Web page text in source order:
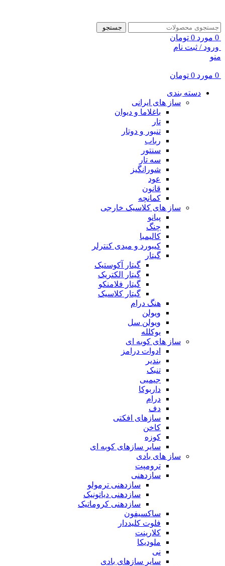
جستجو
0 مورد 0 تومان
ورود / ثبت نام
منو
0 مورد 0 تومان
دسته بندی
ساز های ایرانی
باغلاما و دیوان
تار
تنبور و دوتار
رباب
سنتور
سه تار
شورانگیز
عود
قانون
کمانچه
ساز های کلاسیک خارجی
پیانو
چنگ
کالیمبا
کیبورد و میدی کنترلر
گیتار
گیتار آکوستیک
گیتار الکتریک
گیتار فلامنکو
گیتار کلاسیک
هنگ درام
ویولن
ویولن سل
یوکلله
ساز های کوبه ای
ادوات درامز
بندیر
تنبک
جیمبی
داربوکا
درام
دف
سازهای افکتی
کاخن
کوزه
سایر سازهای کوبه ای
ساز های بادی
ترومپت
سازدهنی
سازدهنی ترمولو
سازدهنی دیاتونیک
سازدهنی کروماتیک
ساکسیفون
فلوت کلیددار
کلارینت
ملودیکا
نی
سایر سازهای بادی